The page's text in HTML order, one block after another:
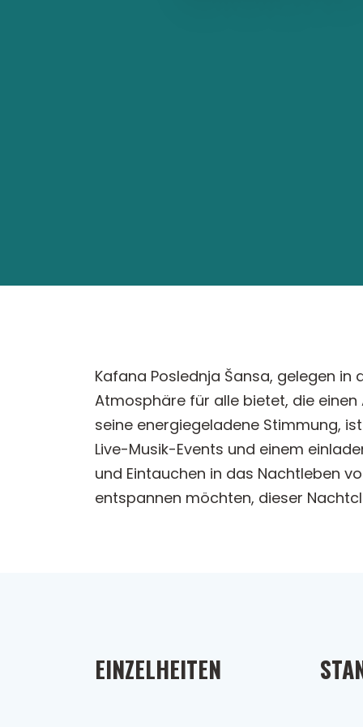
Kafana Poslednja Šansa, gelegen
Atmosphäre für alle bietet, die
seine energiegeladene Stimmung,
Live-Musik-Events und einem
und Eintauchen in das Nachtleben
entspannen möchten, dieser
EINZELHEITEN